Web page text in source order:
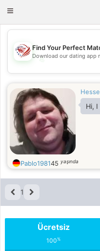
Toggle
💖
Find Your Perfect
Download our dating app
Hi,
Pablo198145 yaşında
1
Ücretsiz
100%